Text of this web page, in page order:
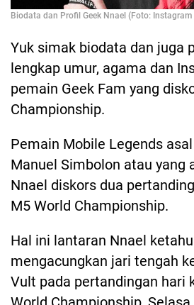
Biodata dan Profil Geek Nnael (Foto: Instagram
Yuk simak biodata dan juga
lengkap umur, agama dan
pemain Geek Fam yang
Championship.
Pemain Mobile Legends
Manuel Simbolon atau yang
Nnael diskors dua
M5 World Championship.
Hal ini lantaran Nnael
mengacungkan jari tengah
Vult pada pertandingan hari